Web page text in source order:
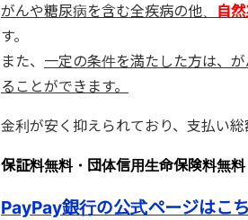
がんや糖尿病を含む全疾病の他、 自
す。
また、 一定の条件を満たした方は、
ることができます。
金利が安く抑えられており、支払い
保証料無料・団体信用生命保険料無
PayPay銀行の公式ページはこ